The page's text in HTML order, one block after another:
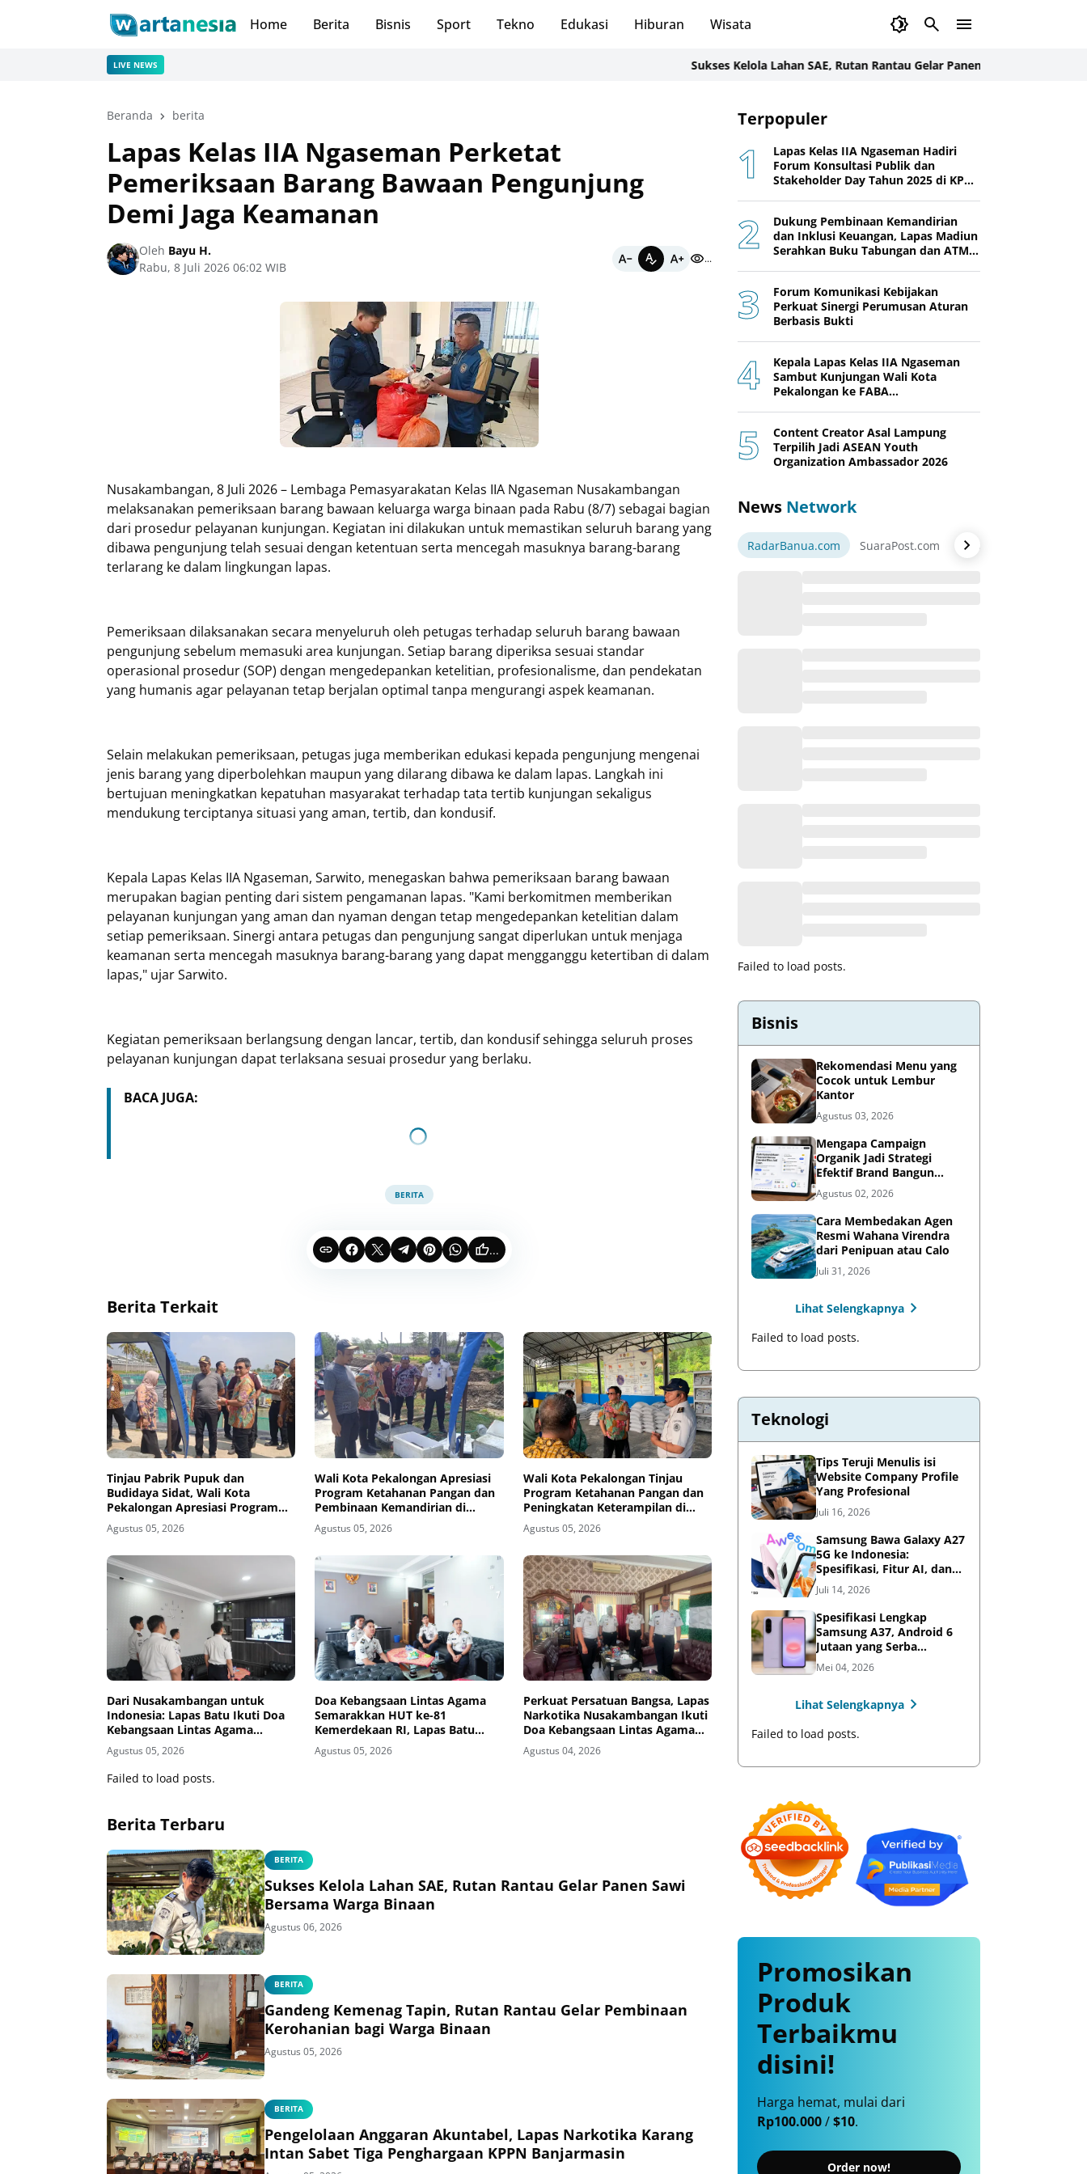
Home Berita Bisnis Sport Tekno Edukasi Hiburan Wisata
LIVE NEWS Sukses Kelola Lahan SAE, Rutan Rantau Gelar Panen Sawi Bersama Warga
Beranda berita
Lapas Kelas IIA Ngaseman Perketat
Pemeriksaan Barang Bawaan Pengunjung
Demi Jaga Keamanan
Oleh Bayu H.
Rabu, 8 Juli 2026 06:02 WIB
...
Nusakambangan, 8 Juli 2026 – Lembaga Pemasyarakatan Kelas IIA Ngaseman Nusakambangan
melaksanakan pemeriksaan barang bawaan keluarga warga binaan pada Rabu (8/7) sebagai bagian
dari prosedur pelayanan kunjungan. Kegiatan ini dilakukan untuk memastikan seluruh barang yang
dibawa pengunjung telah sesuai dengan ketentuan serta mencegah masuknya barang-barang
terlarang ke dalam lingkungan lapas.
Pemeriksaan dilaksanakan secara menyeluruh oleh petugas terhadap seluruh barang bawaan
pengunjung sebelum memasuki area kunjungan. Setiap barang diperiksa sesuai standar
operasional prosedur (SOP) dengan mengedepankan ketelitian, profesionalisme, dan pendekatan
yang humanis agar pelayanan tetap berjalan optimal tanpa mengurangi aspek keamanan.
Selain melakukan pemeriksaan, petugas juga memberikan edukasi kepada pengunjung mengenai
jenis barang yang diperbolehkan maupun yang dilarang dibawa ke dalam lapas. Langkah ini
bertujuan meningkatkan kepatuhan masyarakat terhadap tata tertib kunjungan sekaligus
mendukung terciptanya situasi yang aman, tertib, dan kondusif.
Kepala Lapas Kelas IIA Ngaseman, Sarwito, menegaskan bahwa pemeriksaan barang bawaan
merupakan bagian penting dari sistem pengamanan lapas. "Kami berkomitmen memberikan
pelayanan kunjungan yang aman dan nyaman dengan tetap mengedepankan ketelitian dalam
setiap pemeriksaan. Sinergi antara petugas dan pengunjung sangat diperlukan untuk menjaga
keamanan serta mencegah masuknya barang-barang yang dapat mengganggu ketertiban di dalam
lapas," ujar Sarwito.
Kegiatan pemeriksaan berlangsung dengan lancar, tertib, dan kondusif sehingga seluruh proses
pelayanan kunjungan dapat terlaksana sesuai prosedur yang berlaku.
BACA JUGA:
BERITA
...
Berita Terkait
Tinjau Pabrik Pupuk dan
Budidaya Sidat, Wali Kota
Pekalongan Apresiasi Program
Ketahanan Pangan di
Nusakambangan
Agustus 05, 2026
Wali Kota Pekalongan Apresiasi
Program Ketahanan Pangan dan
Pembinaan Kemandirian di
Nusakambangan
Agustus 05, 2026
Wali Kota Pekalongan Tinjau
Program Ketahanan Pangan dan
Peningkatan Keterampilan di
Nusakambangan
Agustus 05, 2026
Dari Nusakambangan untuk
Indonesia: Lapas Batu Ikuti Doa
Kebangsaan Lintas Agama
Sambut HUT ke-81 RI
Agustus 05, 2026
Doa Kebangsaan Lintas Agama
Semarakkan HUT ke-81
Kemerdekaan RI, Lapas Batu
Teguhkan Semangat Persatuan
Secara Virtual
Agustus 05, 2026
Perkuat Persatuan Bangsa, Lapas
Narkotika Nusakambangan Ikuti
Doa Kebangsaan Lintas Agama
dan Kick Off Semarak HUT Ke-81
Kemerdekaan RI
Agustus 04, 2026
Failed to load posts.
Berita Terbaru
BERITA
Sukses Kelola Lahan SAE, Rutan Rantau Gelar Panen Sawi
Bersama Warga Binaan
Agustus 06, 2026
BERITA
Gandeng Kemenag Tapin, Rutan Rantau Gelar Pembinaan
Kerohanian bagi Warga Binaan
Agustus 05, 2026
BERITA
Pengelolaan Anggaran Akuntabel, Lapas Narkotika Karang
Intan Sabet Tiga Penghargaan KPPN Banjarmasin
Terpopuler
Lapas Kelas IIA Ngaseman Hadiri
Forum Konsultasi Publik dan
Stakeholder Day Tahun 2025 di KPPN
Dukung Pembinaan Kemandirian
dan Inklusi Keuangan, Lapas Madiun
Serahkan Buku Tabungan dan ATM
Forum Komunikasi Kebijakan
Perkuat Sinergi Perumusan Aturan
Berbasis Bukti
Kepala Lapas Kelas IIA Ngaseman
Sambut Kunjungan Wali Kota
Pekalongan ke FABA
Content Creator Asal Lampung
Terpilih Jadi ASEAN Youth
Organization Ambassador 2026
News Network
RadarBanua.com SuaraPost.com NarasiNews.com
Failed to load posts.
Bisnis
Rekomendasi Menu yang
Cocok untuk Lembur
Kantor
Agustus 03, 2026
Mengapa Campaign
Organik Jadi Strategi
Efektif Brand Bangun
Awareness di Media Sosial
Agustus 02, 2026
Cara Membedakan Agen
Resmi Wahana Virendra
dari Penipuan atau Calo
Juli 31, 2026
Lihat Selengkapnya
Failed to load posts.
Teknologi
Tips Teruji Menulis isi
Website Company Profile
Yang Profesional
Juli 16, 2026
Samsung Bawa Galaxy A27
5G ke Indonesia:
Spesifikasi, Fitur AI, dan
Harga Resmi
Juli 14, 2026
Spesifikasi Lengkap
Samsung A37, Android 6
Jutaan yang Serba
Lengkap
Mei 04, 2026
Lihat Selengkapnya
Failed to load posts.
Promosikan
Produk
Terbaikmu
disini!
Harga hemat, mulai dari
Rp100.000/$10.
Order now!